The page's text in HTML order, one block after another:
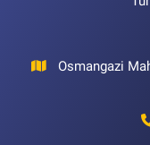
Osmangazi